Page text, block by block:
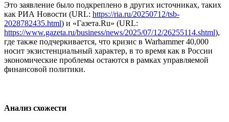
Это заявление было подкреплено в других источниках, таких
как РИА Новости (URL: https://ria.ru/20250712/tsb-
2028782435.html) и «Газета.Ru» (URL:
https://www.gazeta.ru/business/news/2025/07/12/26255114.shtml),
где также подчеркивается, что кризис в Warhammer 40,000
носит экзистенциальный характер, в то время как в России
экономические проблемы остаются в рамках управляемой
финансовой политики.
Анализ схожести​